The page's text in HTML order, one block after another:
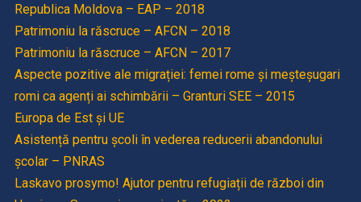
Republica Moldova – EAP – 2018
Patrimoniu la răscruce – AFCN – 2018
Patrimoniu la răscruce – AFCN – 2017
Aspecte pozitive ale migrației: femei rome și meșteșugari
romi ca agenți ai schimbării – Granturi SEE – 2015
Europa de Est și UE
Asistență pentru școli în vederea reducerii abandonului
școlar – PNRAS
Laskavo prosymo! Ajutor pentru refugiații de război din